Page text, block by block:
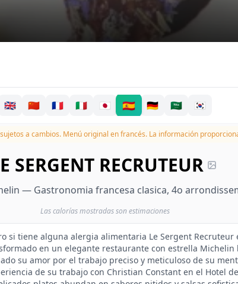
🇬🇧 🇨🇳 🇫🇷 🇮🇹 🇯🇵 🇪🇸 🇩🇪 🇸🇦 🇰🇷
a cambios.Menú original en francés. La información
SERGENT RECRUTEUR
— Gastronomia francesa clasica, 4o
Las calorías mostradas son estimaciones
si tiene alguna alergia alimentaria Le Sergent Recruteur
en un elegante restaurante con estrella Michelin
su amor por el trabajo preciso y meticuloso de su
de su trabajo con Christian Constant en el Hotel